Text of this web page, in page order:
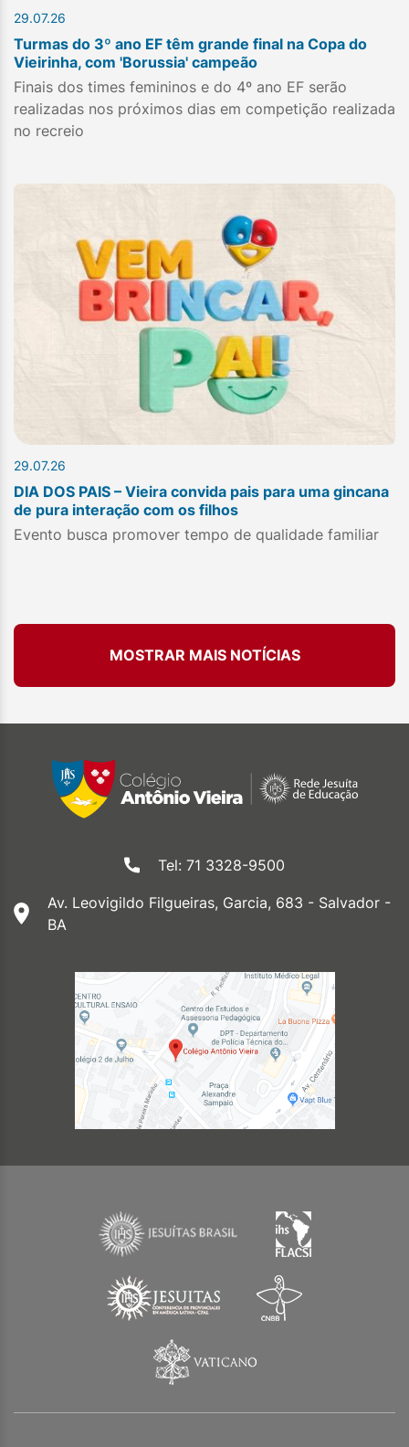
29.07.26
Turmas do 3º ano EF têm grande final na Copa do
Vieirinha, com 'Borussia' campeão
Finais dos times femininos e do 4º ano EF serão
realizadas nos próximos dias em competição realizada
no recreio
29.07.26
DIA DOS PAIS – Vieira convida pais para uma gincana
de pura interação com os filhos
Evento busca promover tempo de qualidade familiar
MOSTRAR MAIS NOTÍCIAS
Tel: 71 3328-9500
Av. Leovigildo Filgueiras, Garcia, 683 - Salvador -
BA